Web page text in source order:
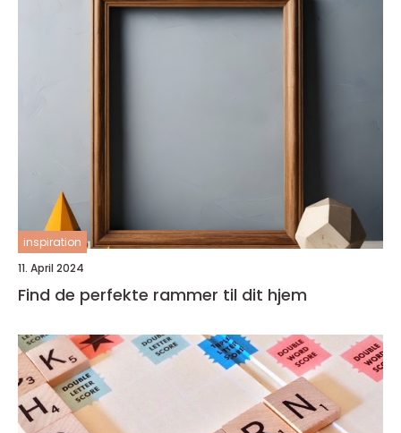
inspiration
11. April 2024
Find de perfekte rammer til dit hjem